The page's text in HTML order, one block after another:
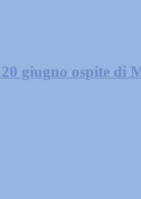
giugno ospite di